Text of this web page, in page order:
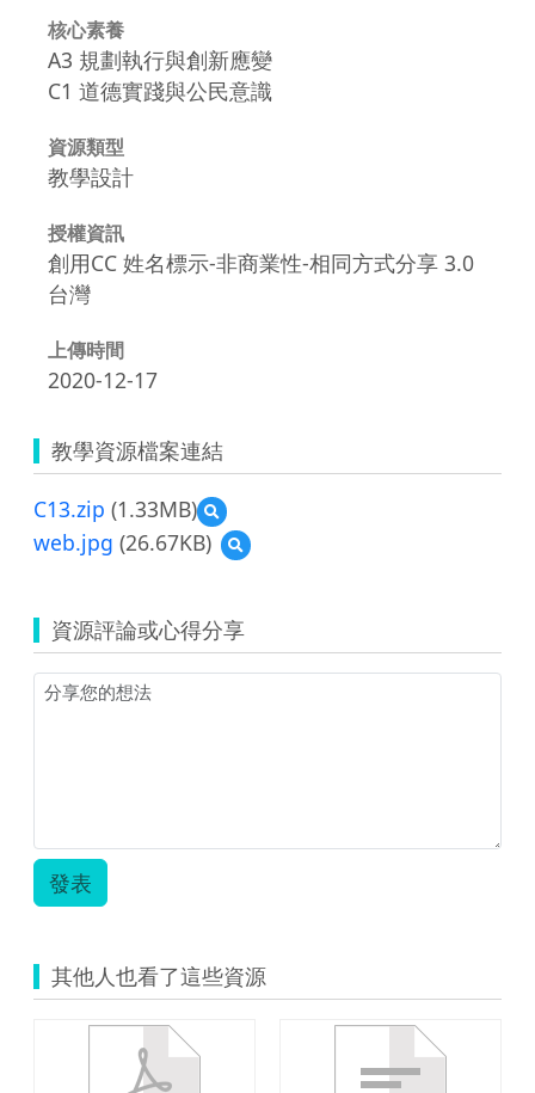
核心素養
A3 規劃執行與創新應變
C1 道德實踐與公民意識
資源類型
教學設計
授權資訊
創用CC 姓名標示-非商業性-相同方式分享 3.0
台灣
上傳時間
2020-12-17
教學資源檔案連結
C13.zip (1.33MB)
預
覽
C13.zip
web.jpg (26.67KB)
預
覽
資源評論或心得分享
發表
其他人也看了這些資源